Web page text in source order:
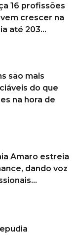
16 profissões
crescer na
até 203...
são mais
do que
na hora de
Amaro estreia
dando voz